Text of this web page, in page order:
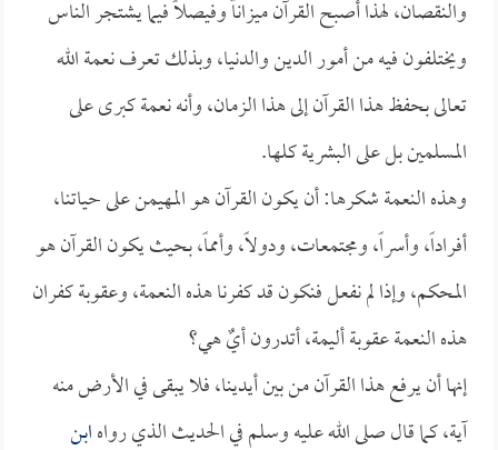
والنقصان، لهذا أصبح القرآن ميزاناً وفيصلاً فيما يشتجر الناس
ويختلفون فيه من أمور الدين والدنيا، وبذلك تعرف نعمة الله
تعالى بحفظ هذا القرآن إلى هذا الزمان، وأنه نعمة كبرى على
المسلمين بل على البشرية كلها.
وهذه النعمة شكرها: أن يكون القرآن هو المهيمن على حياتنا،
أفراداً، وأسراً، ومجتمعات، ودولاً، وأمماً، بحيث يكون القرآن هو
المحكم، وإذا لم نفعل فنكون قد كفرنا هذه النعمة، وعقوبة كفران
هذه النعمة عقوبة أليمة، أتدرون أيٌ هي؟
إنها أن يرفع هذا القرآن من بين أيدينا، فلا يبقى في الأرض منه
آية، كما قال صلى الله عليه وسلم في الحديث الذي رواهابن